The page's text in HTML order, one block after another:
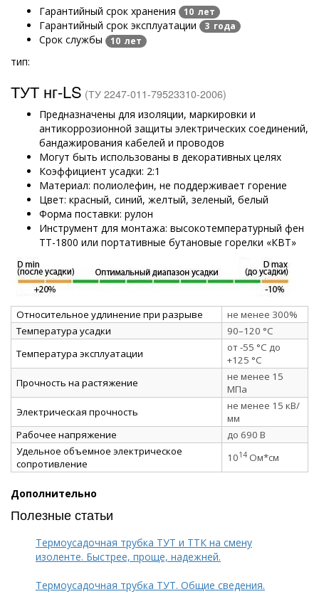
Гарантийный срок хранения 10 лет
Гарантийный срок эксплуатации 3 года
Срок службы 10 лет
тип:
ТУТ нг-LS (ТУ 2247-011-79523310-2006)
Предназначены для изоляции, маркировки и
антикоррозионной защиты электрических соединений,
бандажирования кабелей и проводов
Могут быть использованы в декоративных целях
Коэффициент усадки: 2:1
Материал: полиолефин, не поддерживает горение
Цвет: красный, синий, желтый, зеленый, белый
Форма поставки: рулон
Инструмент для монтажа: высокотемпературный фен
ТТ-1800 или портативные бутановые горелки «КВТ»
Относительное удлинение при разрыве
не менее 300%
Температура усадки
90–120 °C
Температура эксплуатации
от -55 °C до
+125 °C
Прочность на растяжение
не менее 15
МПа
Электрическая прочность
не менее 15 кВ/
мм
Рабочее напряжение
до 690 В
Удельное объемное электрическое
сопротивление
1014 Ом*см
Дополнительно
Полезные статьи
Термоусадочная трубка ТУТ и ТТК на смену
изоленте. Быстрее, проще, надежней.
Термоусадочная трубка ТУТ. Общие сведения.